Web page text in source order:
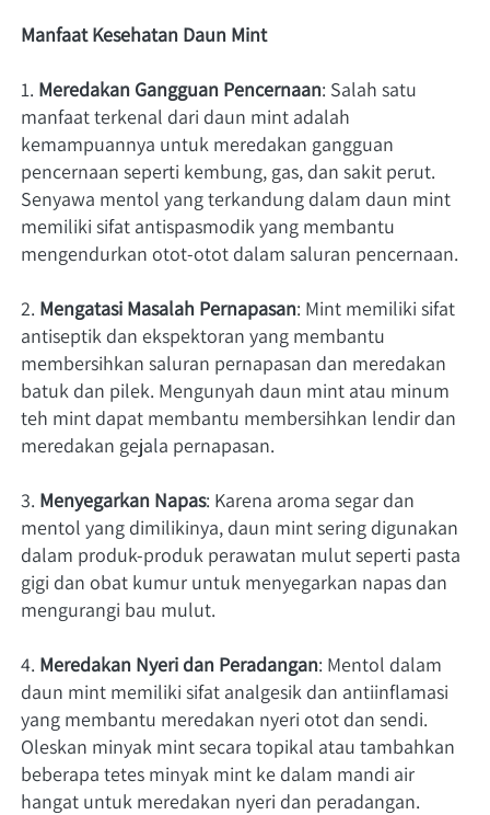
Manfaat Kesehatan Daun Mint
1. Meredakan Gangguan Pencernaan: Salah satu
manfaat terkenal dari daun mint adalah
kemampuannya untuk meredakan gangguan
pencernaan seperti kembung, gas, dan sakit perut.
Senyawa mentol yang terkandung dalam daun mint
memiliki sifat antispasmodik yang membantu
mengendurkan otot-otot dalam saluran pencernaan.
2. Mengatasi Masalah Pernapasan: Mint memiliki sifat
antiseptik dan ekspektoran yang membantu
membersihkan saluran pernapasan dan meredakan
batuk dan pilek. Mengunyah daun mint atau minum
teh mint dapat membantu membersihkan lendir dan
meredakan gejala pernapasan.
3. Menyegarkan Napas: Karena aroma segar dan
mentol yang dimilikinya, daun mint sering digunakan
dalam produk-produk perawatan mulut seperti pasta
gigi dan obat kumur untuk menyegarkan napas dan
mengurangi bau mulut.
4. Meredakan Nyeri dan Peradangan: Mentol dalam
daun mint memiliki sifat analgesik dan antiinflamasi
yang membantu meredakan nyeri otot dan sendi.
Oleskan minyak mint secara topikal atau tambahkan
beberapa tetes minyak mint ke dalam mandi air
hangat untuk meredakan nyeri dan peradangan.